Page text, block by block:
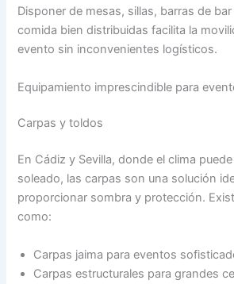
Disponer de mesas, sillas, barras de
comida bien distribuidas facilita la
evento sin inconvenientes logísticos.
Equipamiento imprescindible para
Carpas y toldos
En Cádiz y Sevilla, donde el clima
soleado, las carpas son una solución
proporcionar sombra y protección.
como:
Carpas jaima para eventos
Carpas estructurales para grandes